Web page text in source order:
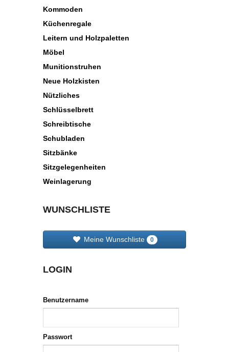
Kommoden
Küchenregale
Leitern und Holzpaletten
Möbel
Munitionstruhen
Neue Holzkisten
Nützliches
Schlüsselbrett
Schreibtische
Schubladen
Sitzbänke
Sitzgelegenheiten
Weinlagerung
WUNSCHLISTE
Meine Wunschliste 0
LOGIN
Benutzername
Passwort